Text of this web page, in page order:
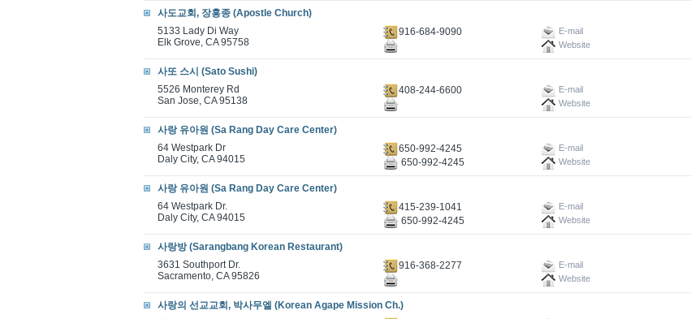
사도교회, 장홍종 (Apostle Church)
5133 Lady Di Way
Elk Grove, CA 95758
916-684-9090
E-mail
Website
사또 스시 (Sato Sushi)
5526 Monterey Rd
San Jose, CA 95138
408-244-6600
E-mail
Website
사랑 유아원 (Sa Rang Day Care Center)
64 Westpark Dr
Daly City, CA 94015
650-992-4245 E-mail
650-992-4245 Website
사랑 유아원 (Sa Rang Day Care Center)
64 Westpark Dr.
Daly City, CA 94015
415-239-1041 E-mail
650-992-4245 Website
사랑방 (Sarangbang Korean Restaurant)
3631 Southport Dr.
Sacramento, CA 95826
916-368-2277
E-mail
Website
사랑의 선교교회, 박사무엘 (Korean Agape Mission Ch.)